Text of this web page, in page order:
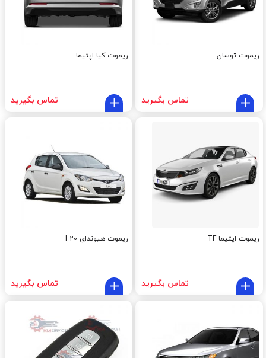
ریموت توسان
تماس بگیرید
ریموت کیا اپتیما
تماس بگیرید
ریموت اپتیما TF
تماس بگیرید
ریموت هیوندای I 20
تماس بگیرید